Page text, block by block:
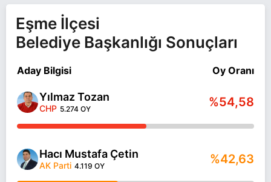
Eşme İlçesi
Belediye Başkanlığı Sonuçları
Aday Bilgisi Oy Oranı
Yılmaz Tozan
CHP 5.274 OY %54,58
Hacı Mustafa Çetin
AK Parti 4.119 OY %42,63